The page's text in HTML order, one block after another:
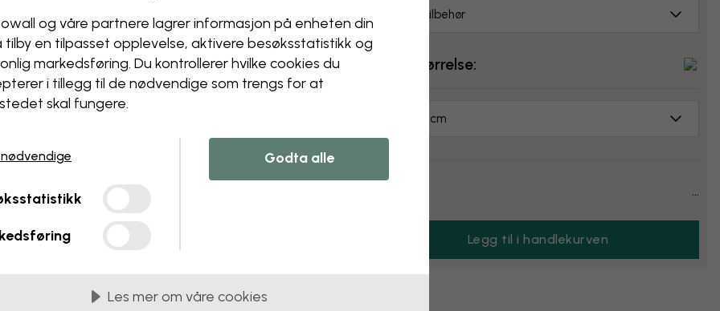
Ingen tilbehør
Velg størrelse:
50x50 cm
...
Legg til i handlekurven
og våre partnere lagrer informasjon på enheten din
tilby en tilpasset opplevelse, aktivere besøks­statistikk og
markedsføring. Du kontrollerer hvilke cookies du
i tillegg til de nødvendige som trengs for at
skal fungere.
Godta alle
Les mer om våre cookies